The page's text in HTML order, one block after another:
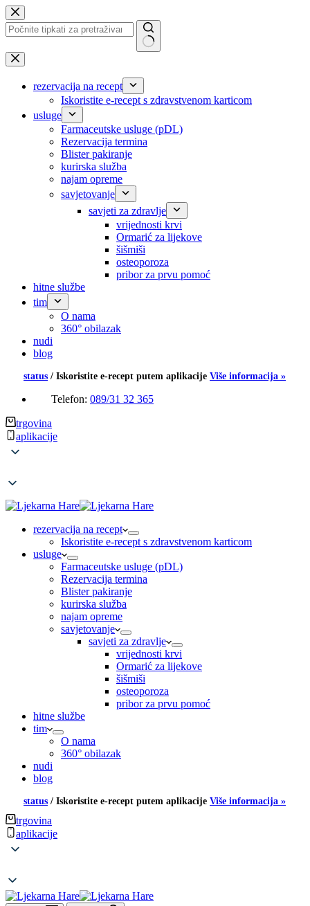
Preskoči
na
sadržaj
Nema
rezultata.
rezervacija na recept
Iskoristite e-recept s zdravstvenom karticom
usluge
Farmaceutske usluge (pDL)
Rezervacija termina
Blister pakiranje
kurirska služba
najam opreme
savjetovanje
savjeti za zdravlje
vrijednosti krvi
Ormarić za lijekove
šišmiši
osteoporoza
pribor za prvu pomoć
hitne službe
tim
O nama
360° obilazak
nudi
blog
status / Iskoristite e-recept putem aplikacije Više informacija »
Telefon: 089/31 32 365
trgovina
aplikacije
rezervacija na recept
Iskoristite e-recept s zdravstvenom karticom
usluge
Farmaceutske usluge (pDL)
Rezervacija termina
Blister pakiranje
kurirska služba
najam opreme
savjetovanje
savjeti za zdravlje
vrijednosti krvi
Ormarić za lijekove
šišmiši
osteoporoza
pribor za prvu pomoć
hitne službe
tim
O nama
360° obilazak
nudi
blog
status / Iskoristite e-recept putem aplikacije Više informacija »
trgovina
aplikacije